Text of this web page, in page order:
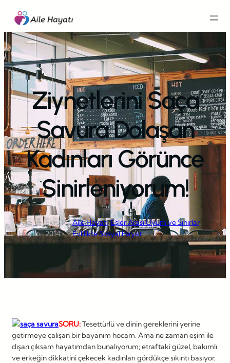
İçeriğe
geç
Ziynetlerini Saça
Savura Dolaşan
Kadınları Görünce
Sinirleniyorum!
Aile
Hayatı
·
Eki 31,
2014
·
Aile Hayatı, Eşler Arası Uyum ve Sınırlar,
Evlilikte Sosyal Hayat
SORU:Tesettürlü ve dinin gereklerini yerine
getirmeye çalışan bir bayanım hocam. Ama ne zaman eşim ile
dışarı çıksam hayatımdan bunalıyorum; etraftaki güzel, bakımlı
ve erkeğin dikkatini çekecek kadınları gördükçe sıkıntı basıyor,